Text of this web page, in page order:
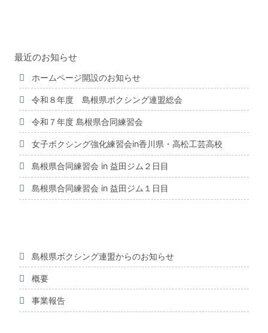
最近のお知らせ
ホームページ開設のお知らせ
令和８年度 島根県ボクシング連盟総会
令和７年度 島根県合同練習会
女子ボクシング強化練習会in香川県・高松工芸高校
島根県合同練習会 in 益田ジム２日目
島根県合同練習会 in 益田ジム１日目
島根県ボクシング連盟からのお知らせ
概要
事業報告